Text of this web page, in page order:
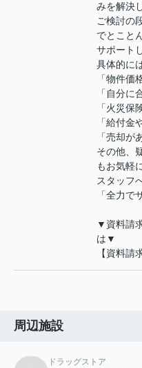
みを解決
ご検討の
でとこと
サポート
具体的に
「物件価
「自分に
「火災保
「給付金
「売却が
その他、
もお気軽
スタッフ
「全力で
▼資料請
は▼
【資料請
周辺施設
ドラッグストア